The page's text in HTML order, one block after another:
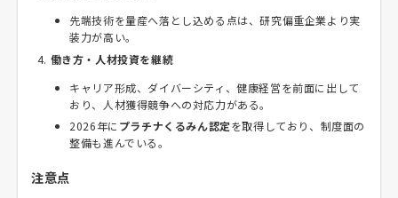
先端技術を量産へ落とし込める点は、研究偏重企業より実
装力が高い。
働き方・人材投資を継続
キャリア形成、ダイバーシティ、健康経営を前面に出して
おり、人材獲得競争への対応力がある。
2026年に プラチナくるみん認定を取得しており、制度面の
整備も進んでいる。
注意点